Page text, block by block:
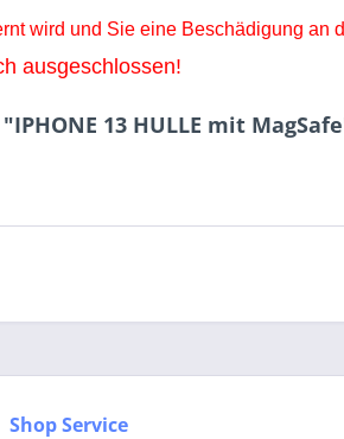
wird und Sie eine Beschädigung an
ausgeschlossen!
13 HULLE mit
Shop Service